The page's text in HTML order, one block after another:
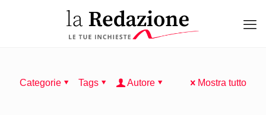
Categorie Tags Autore Mostra tutto